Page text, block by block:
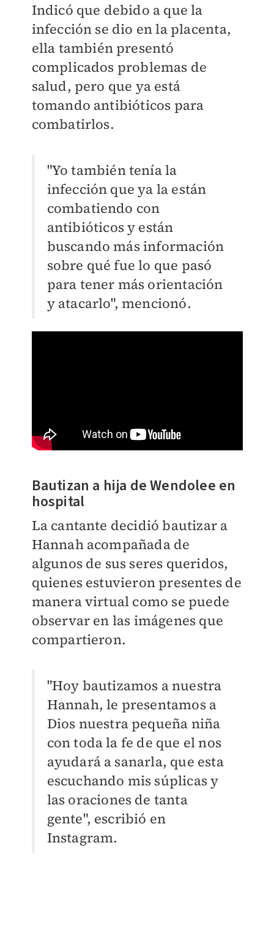
Indicó que debido a que la
infección se dio en la placenta,
ella también presentó
complicados problemas de
salud, pero que ya está
tomando antibióticos para
combatirlos.
"Yo también tenía la
infección que ya la están
combatiendo con
antibióticos y están
buscando más información
sobre qué fue lo que pasó
para tener más orientación
y atacarlo", mencionó.
Bautizan a hija de Wendolee en
hospital
La cantante decidió bautizar a
Hannah acompañada de
algunos de sus seres queridos,
quienes estuvieron presentes de
manera virtual como se puede
observar en las imágenes que
compartieron.
"Hoy bautizamos a nuestra
Hannah, le presentamos a
Dios nuestra pequeña niña
con toda la fe de que el nos
ayudará a sanarla, que esta
escuchando mis súplicas y
las oraciones de tanta
gente", escribió en
Instagram.